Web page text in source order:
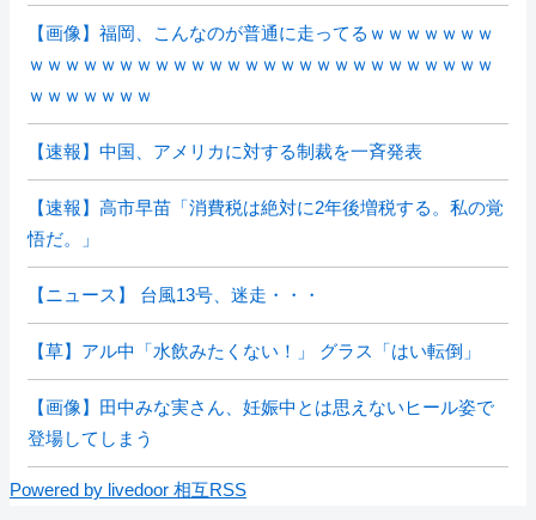
【画像】福岡、こんなのが普通に走ってるｗｗｗｗｗｗｗ
ｗｗｗｗｗｗｗｗｗｗｗｗｗｗｗｗｗｗｗｗｗｗｗｗｗｗ
ｗｗｗｗｗｗｗ
【速報】中国、アメリカに対する制裁を一斉発表
【速報】高市早苗「消費税は絶対に2年後増税する。私の覚
悟だ。」
【ニュース】 台風13号、迷走・・・
【草】アル中「水飲みたくない！」 グラス「はい転倒」
【画像】田中みな実さん、妊娠中とは思えないヒール姿で
登場してしまう
Powered by livedoor 相互RSS